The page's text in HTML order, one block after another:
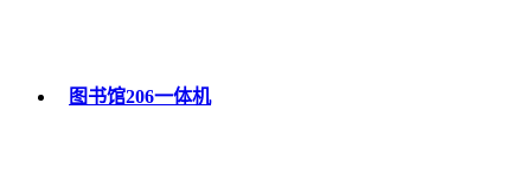
图书馆206一体机